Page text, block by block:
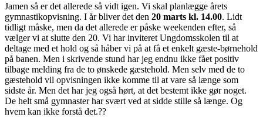
Jamen så er det allerede så vidt igen. Vi skal planlægge årets
gymnastikopvisning. I år bliver det den 20 marts kl. 14.00. Lidt
tidligt måske, men da det allerede er påske weekenden efter, så
vælger vi at slutte den 20. Vi har inviteret Ungdomsskolen til at
deltage med et hold og så håber vi på at få et enkelt gæste-børnehold
på banen. Men i skrivende stund har jeg endnu ikke fået positiv
tilbage melding fra de to ønskede gæstehold. Men selv med de to
gæstehold vil opvisningen ikke komme til at vare så længe som
sidste år. Men det har jeg også hørt, at det bestemt ikke gør noget.
De helt små gymnaster har svært ved at sidde stille så længe. Og
hvem kan ikke forstå det.??